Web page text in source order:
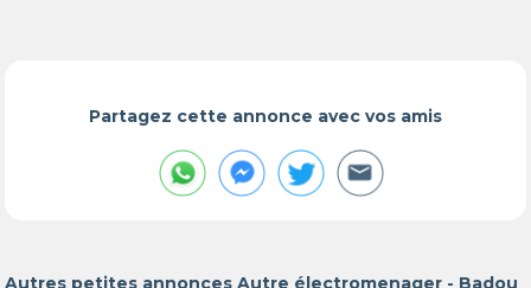
Partagez cette annonce avec vos amis
Autres petites annonces Autre électromenager - Badou